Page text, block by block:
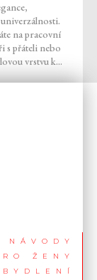
vrstvu k...
NÁVODY
ŽENY
BYDLENÍ